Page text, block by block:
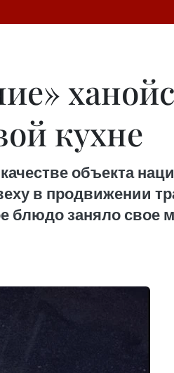
кухне
объекта
в продвижении
блюдо заняло свое